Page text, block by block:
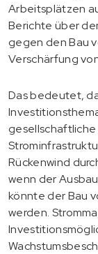
Arbeitsplätzen
Berichte über
gegen den Bau
Verschärfung
Das bedeutet,
Rückenwind
wenn der
könnte der Bau
werden.